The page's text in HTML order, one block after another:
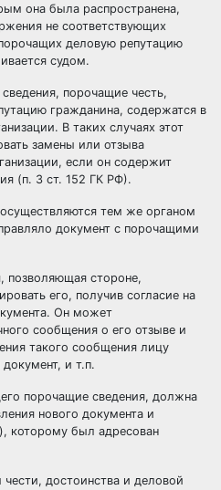
она была распространена,
не соответствующих
деловую репутацию
судом.
порочащие честь,
гражданина, содержатся в
В таких случаях этот
замены или отзыва
если он содержит
(п. 3 ст. 152 ГК РФ).
тем же органом
документ с порочащими
позволяющая стороне,
его, получив согласие на
Он может
сообщения о его отзыве и
такого сообщения лицу
и т.п.
порочащие сведения, должна
нового документа и
которому был адресован
достоинства и деловой